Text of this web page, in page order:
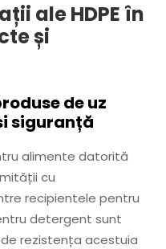
ale HDPE în
și
de uz
siguranță
alimente datorită
cu
recipientele pentru
detergent sunt
de rezistența acestuia